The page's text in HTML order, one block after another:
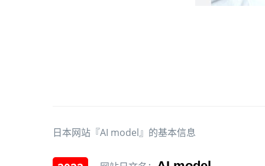
日本网站『AI model』的基本信息